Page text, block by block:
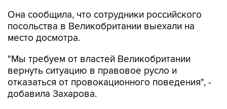
Она сообщила, что сотрудники российского
посольства в Великобритании выехали на
место досмотра.
"Мы требуем от властей Великобритании
вернуть ситуацию в правовое русло и
отказаться от провокационного поведения", -
добавила Захарова.